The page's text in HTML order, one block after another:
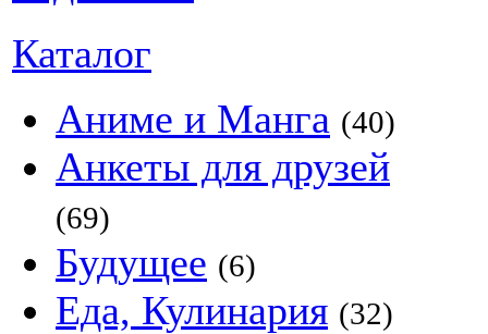
Каталог
Аниме и Манга (40)
Анкеты для друзей
(69)
Будущее (6)
Еда, Кулинария (32)